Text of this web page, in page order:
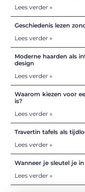
Lees verder »
Geschiedenis lezen
Lees verder »
Moderne haarden als
design
Lees verder »
Waarom kiezen voor
is?
Lees verder »
Travertin tafels als
Lees verder »
Wanneer je sleutel je
Lees verder »